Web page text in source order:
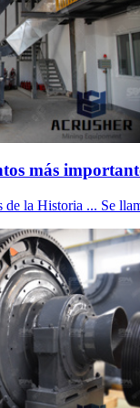
más
la Historia ... Se